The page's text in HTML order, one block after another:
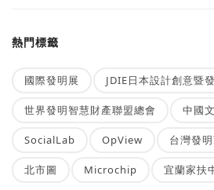
熱門標籤
國際發明展 JDIE日本設計創意暨
世界發明智慧財產聯盟總會 中國
SocialLab OpView 台灣發
北市圖 Microchip 宜蘭家扶